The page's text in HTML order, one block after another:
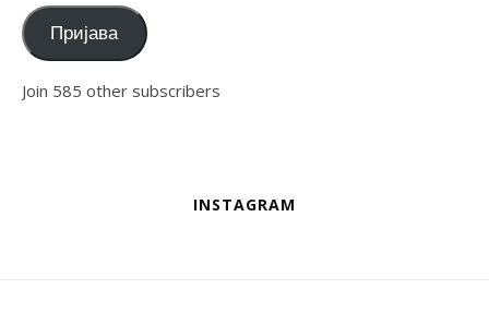
Пријава
Join 585 other subscribers
INSTAGRAM